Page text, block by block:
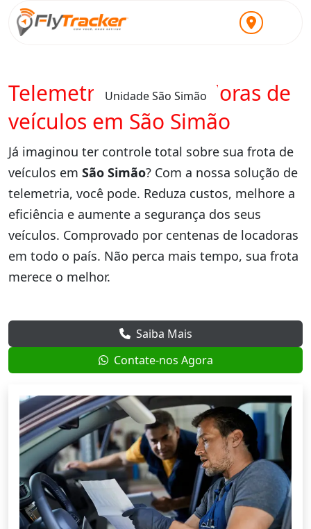
Unidade São Simão
Telemetria para locadoras de
veículos em São Simão
Já imaginou ter controle total sobre sua frota de
veículos em São Simão? Com a nossa solução de
telemetria, você pode. Reduza custos, melhore a
eficiência e aumente a segurança dos seus
veículos. Comprovado por centenas de locadoras
em todo o país. Não perca mais tempo, sua frota
merece o melhor.
Saiba Mais
Contate-nos Agora